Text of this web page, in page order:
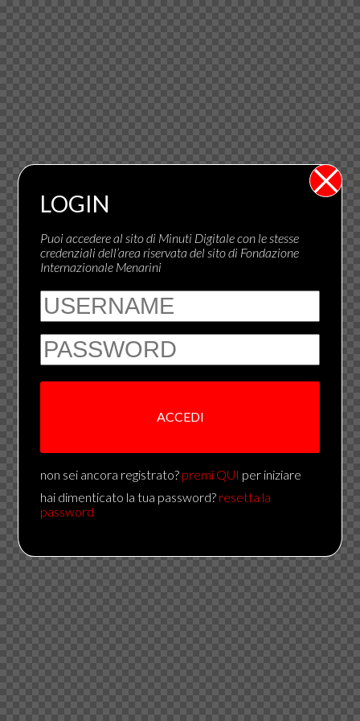
LOGIN
Puoi accedere al sito di Minuti Digitale con le stesse
credenziali dell’area riservata del sito di Fondazione
Internazionale Menarini
ACCEDI
non sei ancora registrato? premi QUI per iniziare
hai dimenticato la tua password? resetta la
password